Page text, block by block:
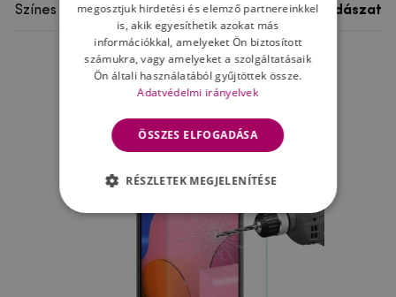
Színes motívum
Vadászat
Ne felejtsd el
megosztjuk hirdetési és elemző partnereinkkel
is, akik egyesíthetik azokat más
információkkal, amelyeket Ön biztosított
számukra, vagy amelyeket a szolgáltatásaik
Ön általi használatából gyűjtöttek össze.
Adatvédelmi irányelvek
ÖSSZES ELFOGADÁSA
RÉSZLETEK MEGJELENÍTÉSE